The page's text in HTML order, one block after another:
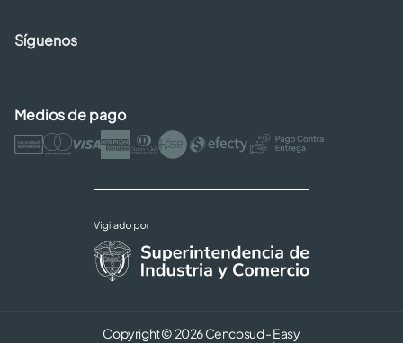
Síguenos
Medios de pago
Copyright © 2026 Cencosud - Easy